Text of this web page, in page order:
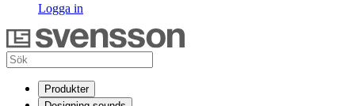
Logga in
Produkter